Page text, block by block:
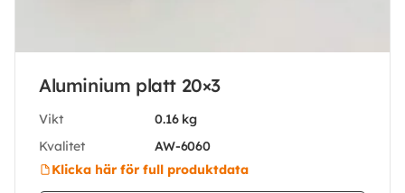
Aluminium platt 20×3
Vikt
0.16 kg
Kvalitet
AW-6060
Klicka här för full produktdata